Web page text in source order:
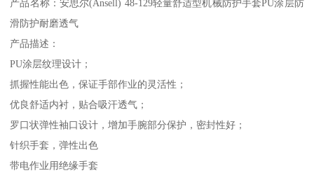
产品名称：安思尔(Ansell) 48-129轻量舒适型机械防护手套PU涂层防
滑防护耐磨透气
产品描述：
PU涂层纹理设计；
抓握性能出色，保证手部作业的灵活性；
优良舒适内衬，贴合吸汗透气；
罗口状弹性袖口设计，增加手腕部分保护，密封性好；
针织手套，弹性出色
带电作业用绝缘手套